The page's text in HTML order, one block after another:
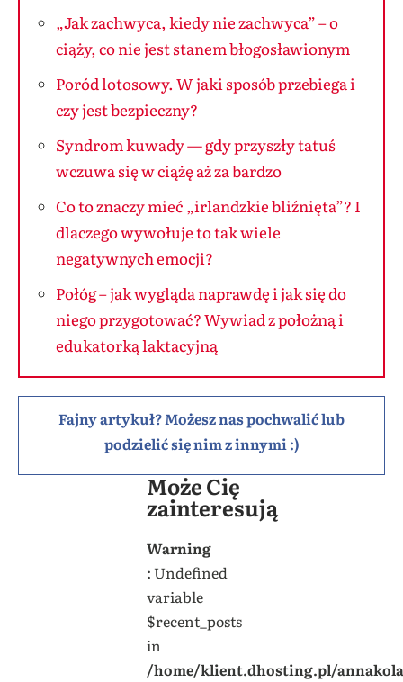
„Jak zachwyca, kiedy nie zachwyca” – o
ciąży, co nie jest stanem błogosławionym
Poród lotosowy. W jaki sposób przebiega i
czy jest bezpieczny?
Syndrom kuwady — gdy przyszły tatuś
wczuwa się w ciążę aż za bardzo
Co to znaczy mieć „irlandzkie bliźnięta”? I
dlaczego wywołuje to tak wiele
negatywnych emocji?
Połóg – jak wygląda naprawdę i jak się do
niego przygotować? Wywiad z położną i
edukatorką laktacyjną
Fajny artykuł? Możesz nas pochwalić lub
podzielić się nim z innymi :)
Może Cię
zainteresują
Warning
: Undefined
variable
$recent_posts
in
/home/klient.dhosting.pl/